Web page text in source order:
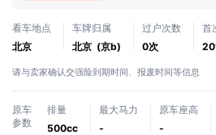
看车地点
北京
车牌归属
北京 (京b)
过户次数
0次
首
请与卖家确认交强险到期时间、报废时间等信息
原车
参数
排量
500cc
最大马力
-
原车座高
-